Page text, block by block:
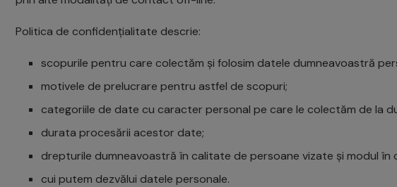
Politica de confidențialitate descrie:
scopurile pentru care colectăm și folosim datele dumneavoastră
motivele de prelucrare pentru astfel de scopuri;
categoriile de date cu caracter personal pe care le colectăm de la
durata procesării acestor date;
drepturile dumneavoastră în calitate de persoane vizate și modul în
cui putem dezvălui datele personale.